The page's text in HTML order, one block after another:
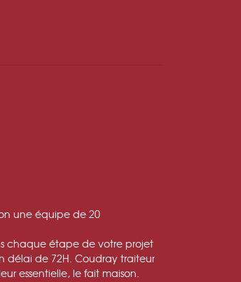
une équipe de 20
chaque étape de votre projet
délai de 72H. Coudray traiteur
essentielle, le fait maison.